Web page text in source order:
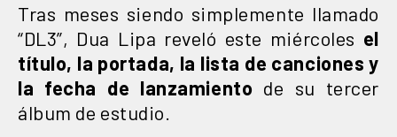
Tras meses siendo simplemente llamado
“DL3”, Dua Lipa reveló este miércoles el
título, la portada, la lista de canciones y
la fecha de lanzamiento de su tercer
álbum de estudio.